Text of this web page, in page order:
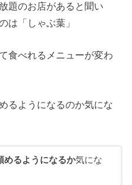
題のお店があると聞い
は「しゃぶ葉」
食べれるメニューが変わ
るようになるのか気にな
めるようになるか気にな